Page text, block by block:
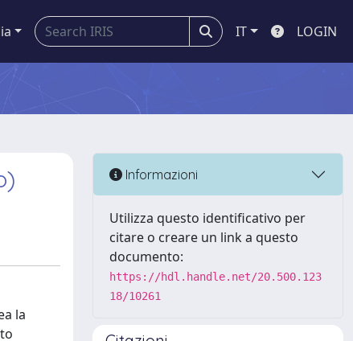
IT LOGIN
la
Informazioni
Utilizza questo identificativo per
citare o creare un link a questo
documento:
https://hdl.handle.net/20.500.123
18/10261